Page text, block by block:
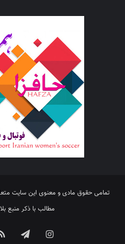
تمامی حقوق مادی و معنوی این سایت
مطالب با ذکر منبع
اینستاگرامتلگرام